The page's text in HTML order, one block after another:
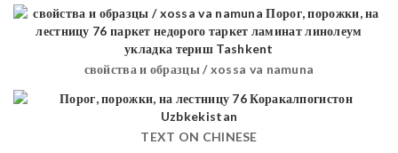
свойства и образцы / xossa va namuna
TEXT ON CHINESE